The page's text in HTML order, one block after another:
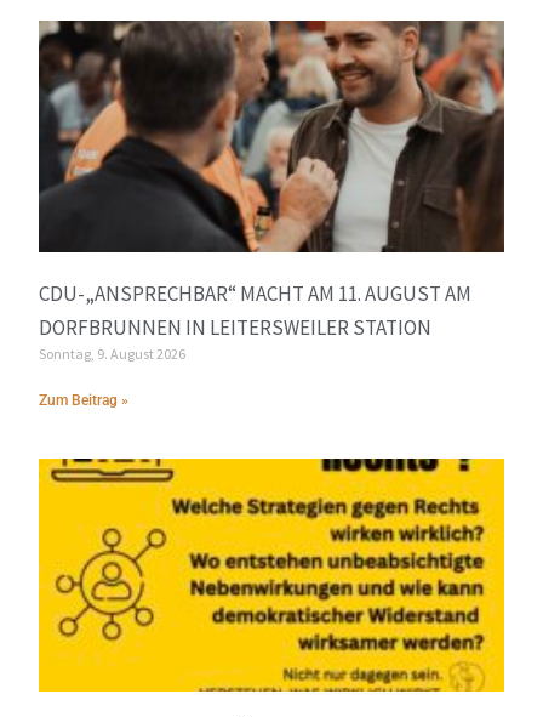
CDU-„ANSPRECHBAR“ MACHT AM 11. AUGUST AM
DORFBRUNNEN IN LEITERSWEILER STATION
Sonntag, 9. August 2026
Zum Beitrag »